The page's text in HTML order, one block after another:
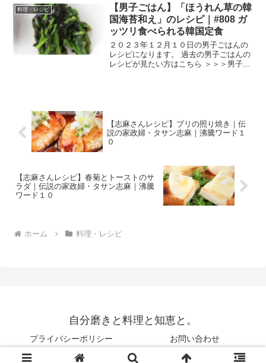
夏料理１４連発」です。 では、早速作り
方です。 ムサカ パ...
料理・レシピ
【男子ごはん】「ほうれん草の韓
国海苔和え」のレシピ｜#808 ガ
ッツリ食べられる韓国定食
２０２３年１２月１０日の男子ごはんの
レシピになります。 過去の男子ごはんの
レシピが見たい方はこちら ＞＞＞男子ご
【志麻さんレシピ】ブリの照り焼き｜伝
説の家政婦・タサン志麻｜沸騰ワード１
０
【志麻さんレシピ】春菊とトーストのサ
ラダ｜伝説の家政婦・タサン志麻｜沸騰
ワード１０
ホーム 料理・レシピ
自分磨きと料理と知恵と。
プライバシーポリシー お問い合わせ
© 2019 自分磨きと料理と知恵と。.